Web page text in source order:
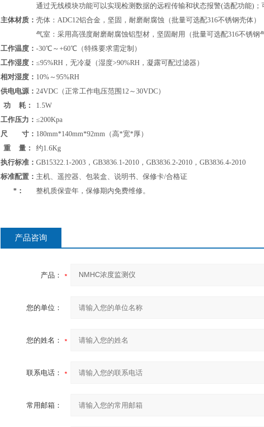
通过无线模块功能可以实现检测数据的远程传输和状态报警(选配功能)；
主体材质： 壳体：ADC12铝合金，坚固，耐磨耐腐蚀（批量可选配316不锈钢壳体）
气室：采用高强度耐磨耐腐蚀铝型材，坚固耐用（批量可选配316不锈钢
工作温度： -30℃～+60℃（特殊要求需定制）
工作湿度： ≤95%RH，无冷凝（湿度>90%RH，凝露可配过滤器）
相对湿度： 10%～95%RH
供电电源： 24VDC（正常工作电压范围12～30VDC）
功 耗：
1.5W
工作压力： ≤200Kpa
尺 寸： 180mm*140mm*92mm（高*宽*厚）
重 量：
约1.6Kg
执行标准： GB15322.1-2003，GB3836.1-2010，GB3836.2-2010，GB3836.4-2010
标准配置： 主机、遥控器、包装盒、说明书、保修卡/合格证
*：
整机质保壹年，保修期内免费维修。
产品咨询
产品：
您的单位：
您的姓名：
联系电话：
常用邮箱：